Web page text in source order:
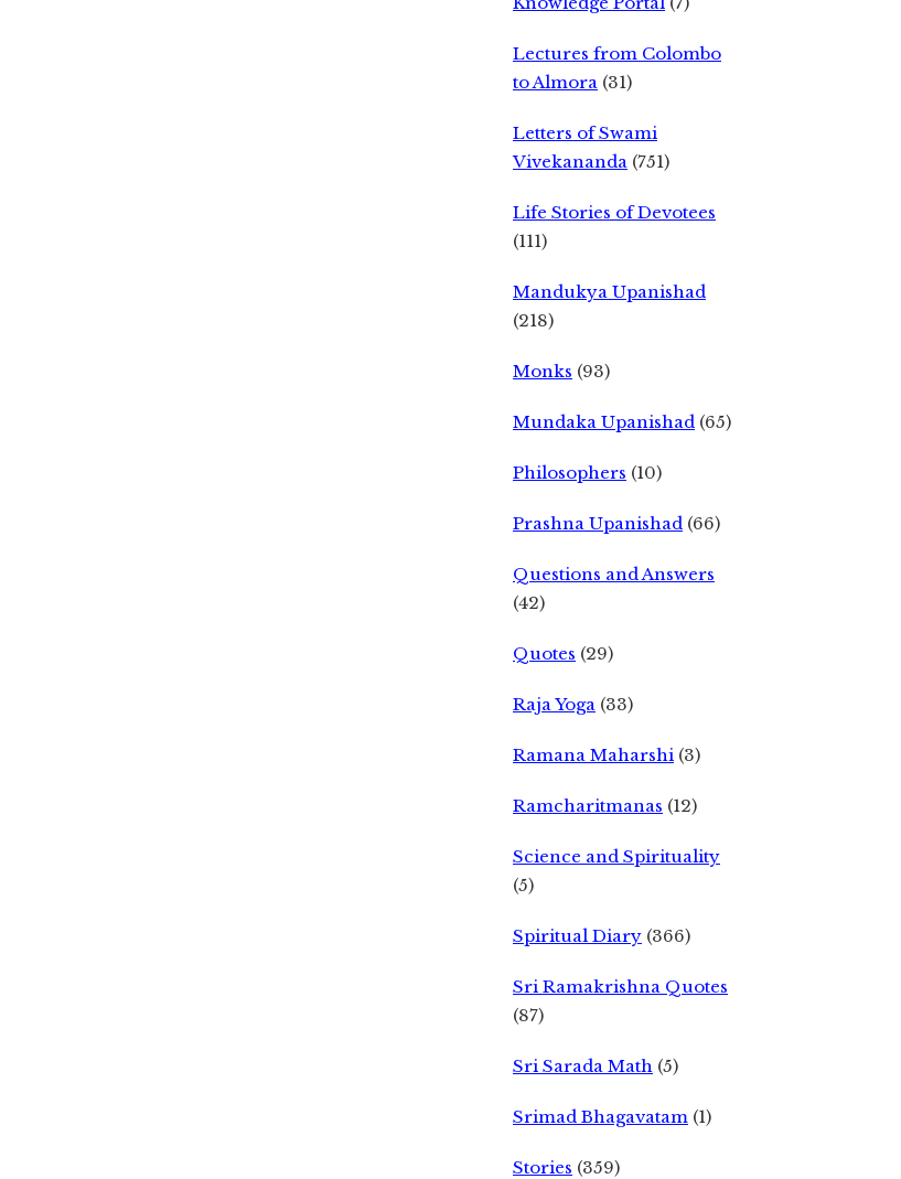
Lectures from Colombo
to Almora (31)
Letters of Swami
Vivekananda (751)
Life Stories of Devotees
(111)
Mandukya Upanishad
(218)
Monks (93)
Mundaka Upanishad (65)
Philosophers (10)
Prashna Upanishad (66)
Questions and Answers
(42)
Quotes (29)
Raja Yoga (33)
Ramana Maharshi (3)
Ramcharitmanas (12)
Science and Spirituality
(5)
Spiritual Diary (366)
Sri Ramakrishna Quotes
(87)
Sri Sarada Math (5)
Srimad Bhagavatam (1)
Stories (359)